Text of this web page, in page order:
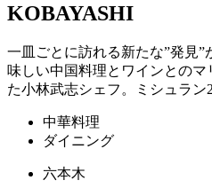
KOBAYASHI
一皿ごとに訪れる新たな”発見
味しい中国料理とワインとの
た小林武志シェフ。ミシュラ
中華料理
ダイニング
六本木